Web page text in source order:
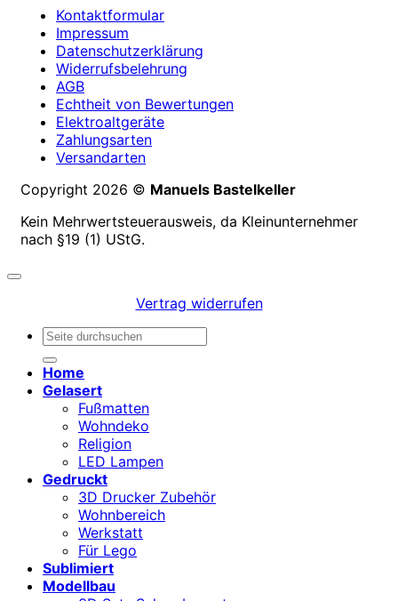
Kontaktformular
Impressum
Datenschutzerklärung
Widerrufsbelehrung
AGB
Echtheit von Bewertungen
Elektroaltgeräte
Zahlungsarten
Versandarten
Copyright 2026 © Manuels Bastelkeller
Kein Mehrwertsteuerausweis, da Kleinunternehmer
nach §19 (1) UStG.
Vertrag widerrufen
Suchen
Home
Gelasert
Fußmatten
Wohndeko
Religion
LED Lampen
Gedruckt
3D Drucker Zubehör
Wohnbereich
Werkstatt
Für Lego
Sublimiert
Modellbau